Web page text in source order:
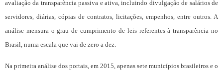
avaliação da transparência passiva e ativa, incluindo divulgação de salários de
servidores, diárias, cópias de contratos, licitações, empenhos, entre outros. A
análise mensura o grau de cumprimento de leis referentes à transparência no
Brasil, numa escala que vai de zero a dez.
Na primeira análise dos portais, em 2015, apenas sete municípios brasileiros e o